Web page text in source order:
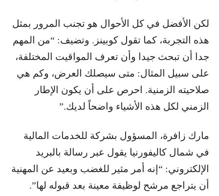
لكن الأفضل في كل الأحوال هو تجنب المرور بمثل
هذه التجربة، كما تقول كوبينز. وتضيف: “من المهم
جدا أن تبحث جيدا وأن تعرف المواقيت المختلفة،
على سبيل المثال: متى سيصلك العرض، وكم هي
صلاحيته الزمنية. احرص على أن يكون الإطار
الزمني لكل هذه الأشياء واضحاً لديك.”
مارك زافرة، المسؤول بشركة للخدمات المالية
في شمال كاليفورنيا يقول عبر رسالة بالبريد
الإلكتروني: “إنه أمر مثير للغضب وبعيد عن المهنية
أن يتراجع مرشح لوظيفة معينة بعد قبوله لها”.